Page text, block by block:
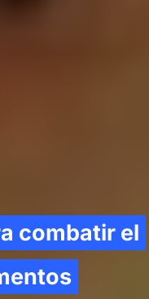
combatir el